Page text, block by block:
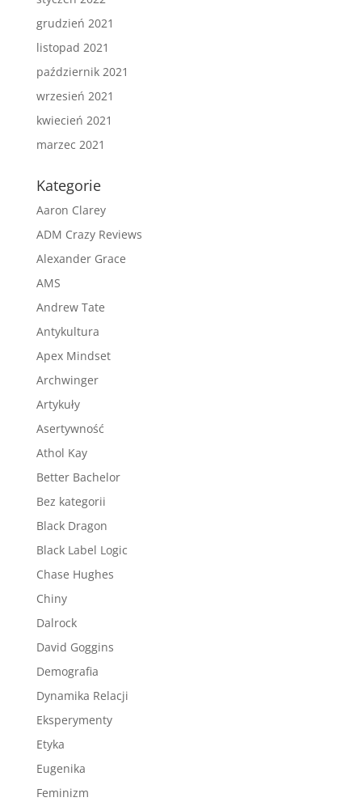
grudzień 2021
listopad 2021
październik 2021
wrzesień 2021
kwiecień 2021
marzec 2021
Kategorie
Aaron Clarey
ADM Crazy Reviews
Alexander Grace
AMS
Andrew Tate
Antykultura
Apex Mindset
Archwinger
Artykuły
Asertywność
Athol Kay
Better Bachelor
Bez kategorii
Black Dragon
Black Label Logic
Chase Hughes
Chiny
Dalrock
David Goggins
Demografia
Dynamika Relacji
Eksperymenty
Etyka
Eugenika
Feminizm